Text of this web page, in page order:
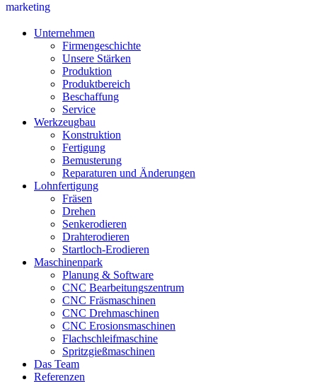
marketing
Unternehmen
Firmengeschichte
Unsere Stärken
Produktion
Produktbereich
Beschaffung
Service
Werkzeugbau
Konstruktion
Fertigung
Bemusterung
Reparaturen und Änderungen
Lohnfertigung
Fräsen
Drehen
Senkerodieren
Drahterodieren
Startloch-Erodieren
Maschinenpark
Planung & Software
CNC Bearbeitungszentrum
CNC Fräsmaschinen
CNC Drehmaschinen
CNC Erosionsmaschinen
Flachschleifmaschine
Spritzgießmaschinen
Das Team
Referenzen